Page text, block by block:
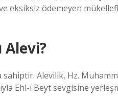
eksiksiz ödemeyen
Alevi?
Alevilik, Hz.
Ehl-i Beyt sevgisine